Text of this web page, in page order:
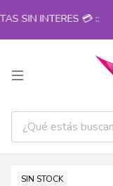
SIN INTERES 💳 ::
SIN STOCK